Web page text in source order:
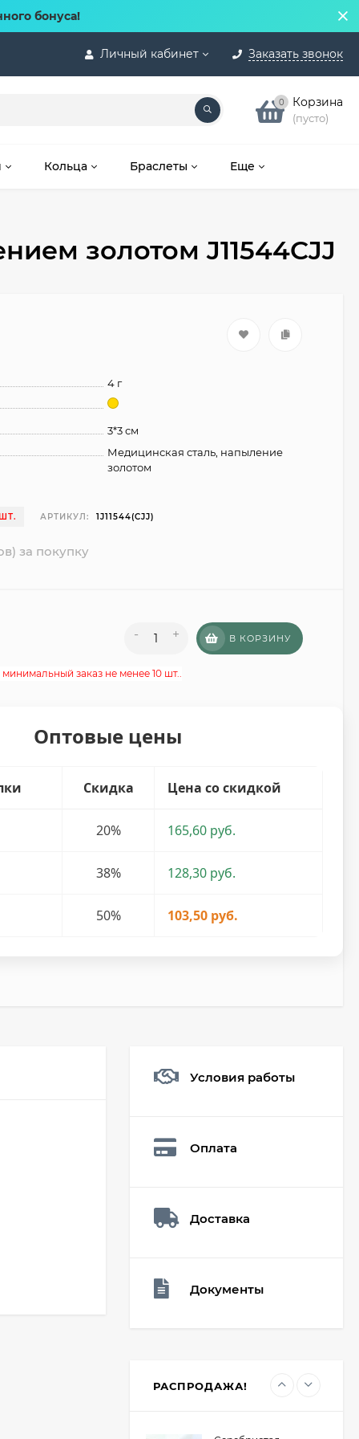
бонуса!
Личный кабинет Заказать звонок
0 Корзина
(пусто)
Кольца Браслеты Еще
золотом J11544CJJ
4 г
3*3 см
Медицинская сталь, напыление
золотом
АРТИКУЛ: 1J11544(CJJ)
за покупку
- + В КОРЗИНУ
заказ не менее 10 шт..
Оптовые цены
Скидка Цена со скидкой
20% 165,60 руб.
38% 128,30 руб.
50% 103,50 руб.
Условия работы
Оплата
Доставка
Документы
РАСПРОДАЖА!
19₽
Мешочек (5*7см)